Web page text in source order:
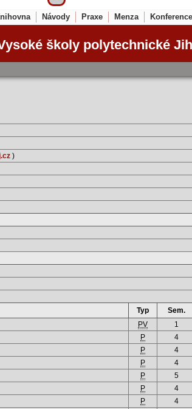
Návody Praxe Menza Konference
školy polytechnické
)
Typ Sem.
PV 1
P 4
P 4
P 4
P 5
P 4
P 4